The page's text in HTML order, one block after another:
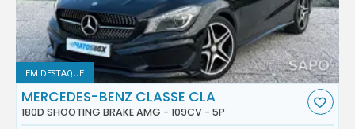
EM DESTAQUE
MERCEDES-BENZ CLASSE CLA
180D SHOOTING BRAKE AMG - 109CV - 5P